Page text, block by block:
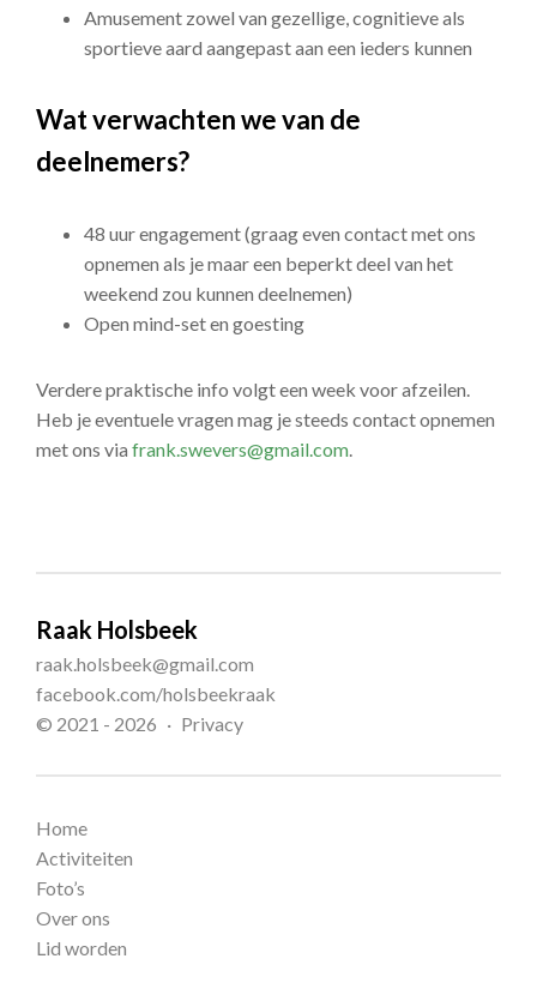
Amusement zowel van gezellige, cognitieve als
sportieve aard aangepast aan een ieders kunnen
Wat verwachten we van de
deelnemers?
48 uur engagement (graag even contact met ons
opnemen als je maar een beperkt deel van het
weekend zou kunnen deelnemen)
Open mind-set en goesting
Verdere praktische info volgt een week voor afzeilen.
Heb je eventuele vragen mag je steeds contact opnemen
met ons via frank.swevers@gmail.com.
Raak Holsbeek
raak.holsbeek@gmail.com
facebook.com/holsbeekraak
© 2021 - 2026
Privacy
Home
Activiteiten
Foto’s
Over ons
Lid worden